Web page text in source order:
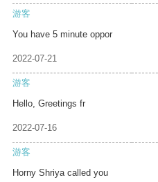
游客
You have 5 minute oppor
2022-07-21
游客
Hello, Greetings fr
2022-07-16
游客
Horny Shriya called you